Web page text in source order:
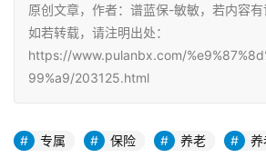
原创文章，作者：谱蓝保-敏敏，若内容有
如若转载，请注明出处：
https://www.pulanbx.com/
99%a9/203125.html
专属 保险 养老 养